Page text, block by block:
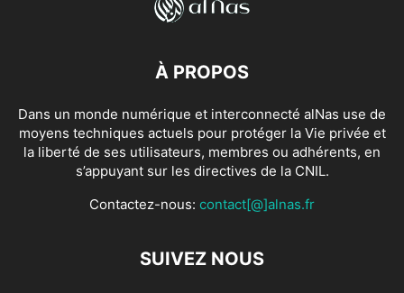
À PROPOS
Dans un monde numérique et interconnecté alNas use de
moyens techniques actuels pour protéger la Vie privée et
la liberté de ses utilisateurs, membres ou adhérents, en
s’appuyant sur les directives de la CNIL.
Contactez-nous: contact[@]alnas.fr
SUIVEZ NOUS